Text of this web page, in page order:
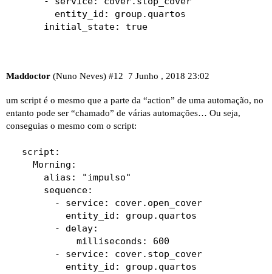
        entity_id: group.quartos
      initial_state: true
Maddoctor (Nuno Neves) 7 Junho , 2018 23:02
#12
um script é o mesmo que a parte da “action” de uma automação, no
entanto pode ser “chamado” de várias automações… Ou seja,
conseguias o mesmo com o script:
  script:
    Morning:
      alias: "impulso"
      sequence:
        - service: cover.open_cover
          entity_id: group.quartos
        - delay:
            milliseconds: 600
        - service: cover.stop_cover
          entity_id: group.quartos